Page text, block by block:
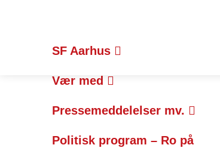
SF Aarhus
Vær med
Pressemeddelelser mv.
Politisk program – Ro på